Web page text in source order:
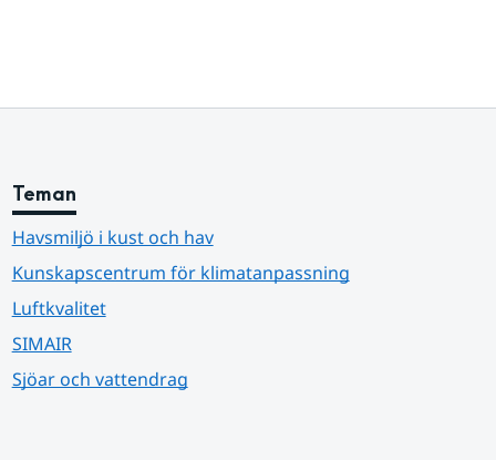
Teman
Havsmiljö i kust och hav
Kunskapscentrum för klimatanpassning
Luftkvalitet
SIMAIR
Sjöar och vattendrag